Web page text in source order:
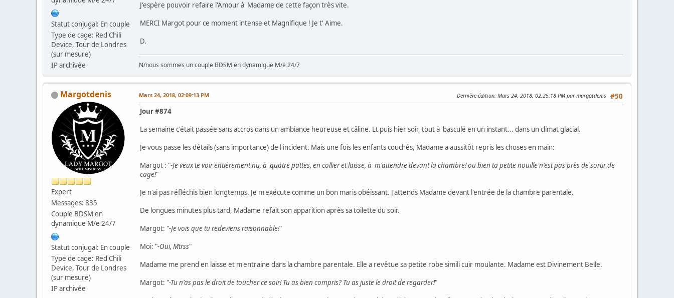
Statut conjugal: En couple
Type de cage: Red Chili
Device, Tour de Londres
(sur mesure)
IP archivée
J'espère pouvoir refaire l'Amour à Madame de cette façon très vite.
MERCI Margot pour ce moment intense et Magnifique ! Je t' Aime.
D.
N/nous sommes un couple BDSM en dynamique M/e 24/7
Margotdenis
Expert
Messages: 835
Couple BDSM en
dynamique M/e 24/7
Statut conjugal: En couple
Type de cage: Red Chili
Device, Tour de Londres
(sur mesure)
IP archivée
#50
Mars 24, 2018, 02:09:13 PM Dernière édition: Mars 24, 2018, 02:25:18 PM par margotdenis
Jour #874
La semaine c'était passée sans accros dans un ambiance heureuse et câline. Et puis hier soir, tout à basculé en un instant... dans un climat glacial.
Je vous passe les détails (sans importance) de l'incident. Mais une fois les enfants couchés, Madame a aussitôt repris les choses en main:
Margot : "-Je veux te voir entièrement nu, à quatre pattes, en collier et laisse, à m'attendre devant la chambre! ou bien ta petite nouille n'est pas près de sortir de
cage!"
Je n'ai pas réfléchis bien longtemps. Je m'exécute comme un bon maris obéissant. J'attends Madame devant l'entrée de la chambre parentale.
De longues minutes plus tard, Madame refait son apparition après sa toilette du soir.
Margot: "-Je vois que tu redeviens raisonnable!"
Moi: "-Oui, Mtrss"
Madame me prend en laisse et m'entraine dans la chambre parentale. Elle a revêtue sa petite robe simili cuir moulante. Madame est Divinement Belle.
Margot: "-Tu n'as pas le droit de toucher ce soir! Tu as bien compris? Tu as juste le droit de regarder!"